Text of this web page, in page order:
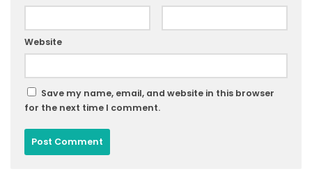
Website
Save my name, email, and website in this browser
for the next time I comment.